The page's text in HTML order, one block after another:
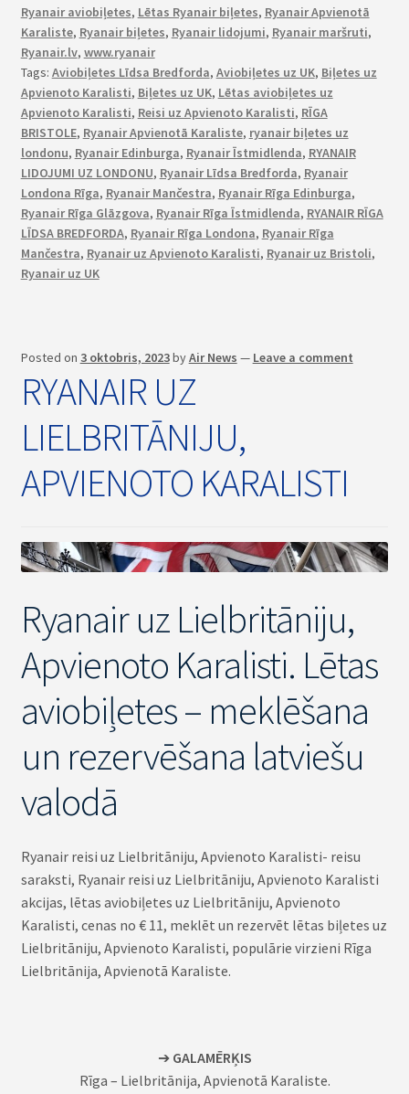
Ryanair aviobiļetes, Lētas Ryanair biļetes, Ryanair Apvienotā
Karaliste, Ryanair biļetes, Ryanair lidojumi, Ryanair maršruti,
Ryanair.lv, www.ryanair
Tags: Aviobiļetes Līdsa Bredforda, Aviobiļetes uz UK, Biļetes uz
Apvienoto Karalisti, Biļetes uz UK, Lētas aviobiļetes uz
Apvienoto Karalisti, Reisi uz Apvienoto Karalisti, RĪGA
BRISTOLE, Ryanair Apvienotā Karaliste, ryanair biļetes uz
londonu, Ryanair Edinburga, Ryanair Īstmidlenda, RYANAIR
LIDOJUMI UZ LONDONU, Ryanair Līdsa Bredforda, Ryanair
Londona Rīga, Ryanair Mančestra, Ryanair Rīga Edinburga,
Ryanair Rīga Glāzgova, Ryanair Rīga Īstmidlenda, RYANAIR RĪGA
LĪDSA BREDFORDA, Ryanair Rīga Londona, Ryanair Rīga
Mančestra, Ryanair uz Apvienoto Karalisti, Ryanair uz Bristoli,
Ryanair uz UK
Posted on 3 oktobris, 2023byAir News — Leave a comment
RYANAIR UZ
LIELBRITĀNIJU,
APVIENOTO KARALISTI
Ryanair uz Lielbritāniju,
Apvienoto Karalisti. Lētas
aviobiļetes – meklēšana
un rezervēšana latviešu
valodā
Ryanair reisi uz Lielbritāniju, Apvienoto Karalisti- reisu
saraksti, Ryanair reisi uz Lielbritāniju, Apvienoto Karalisti
akcijas, lētas aviobiļetes uz Lielbritāniju, Apvienoto
Karalisti, cenas no € 11, meklēt un rezervēt lētas biļetes uz
Lielbritāniju, Apvienoto Karalisti, populārie virzieni Rīga
Lielbritānija, Apvienotā Karaliste.
➔ GALAMĒRĶIS
Rīga – Lielbritānija, Apvienotā Karaliste.